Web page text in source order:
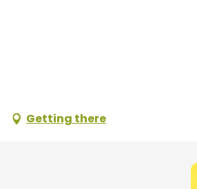
Getting there